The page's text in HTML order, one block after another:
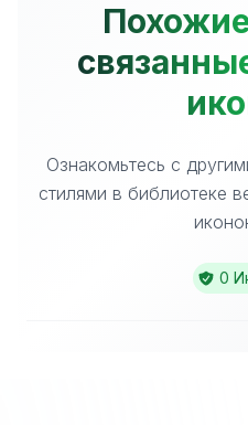
Ознакомьтесь с
стилями в библиотеке
0